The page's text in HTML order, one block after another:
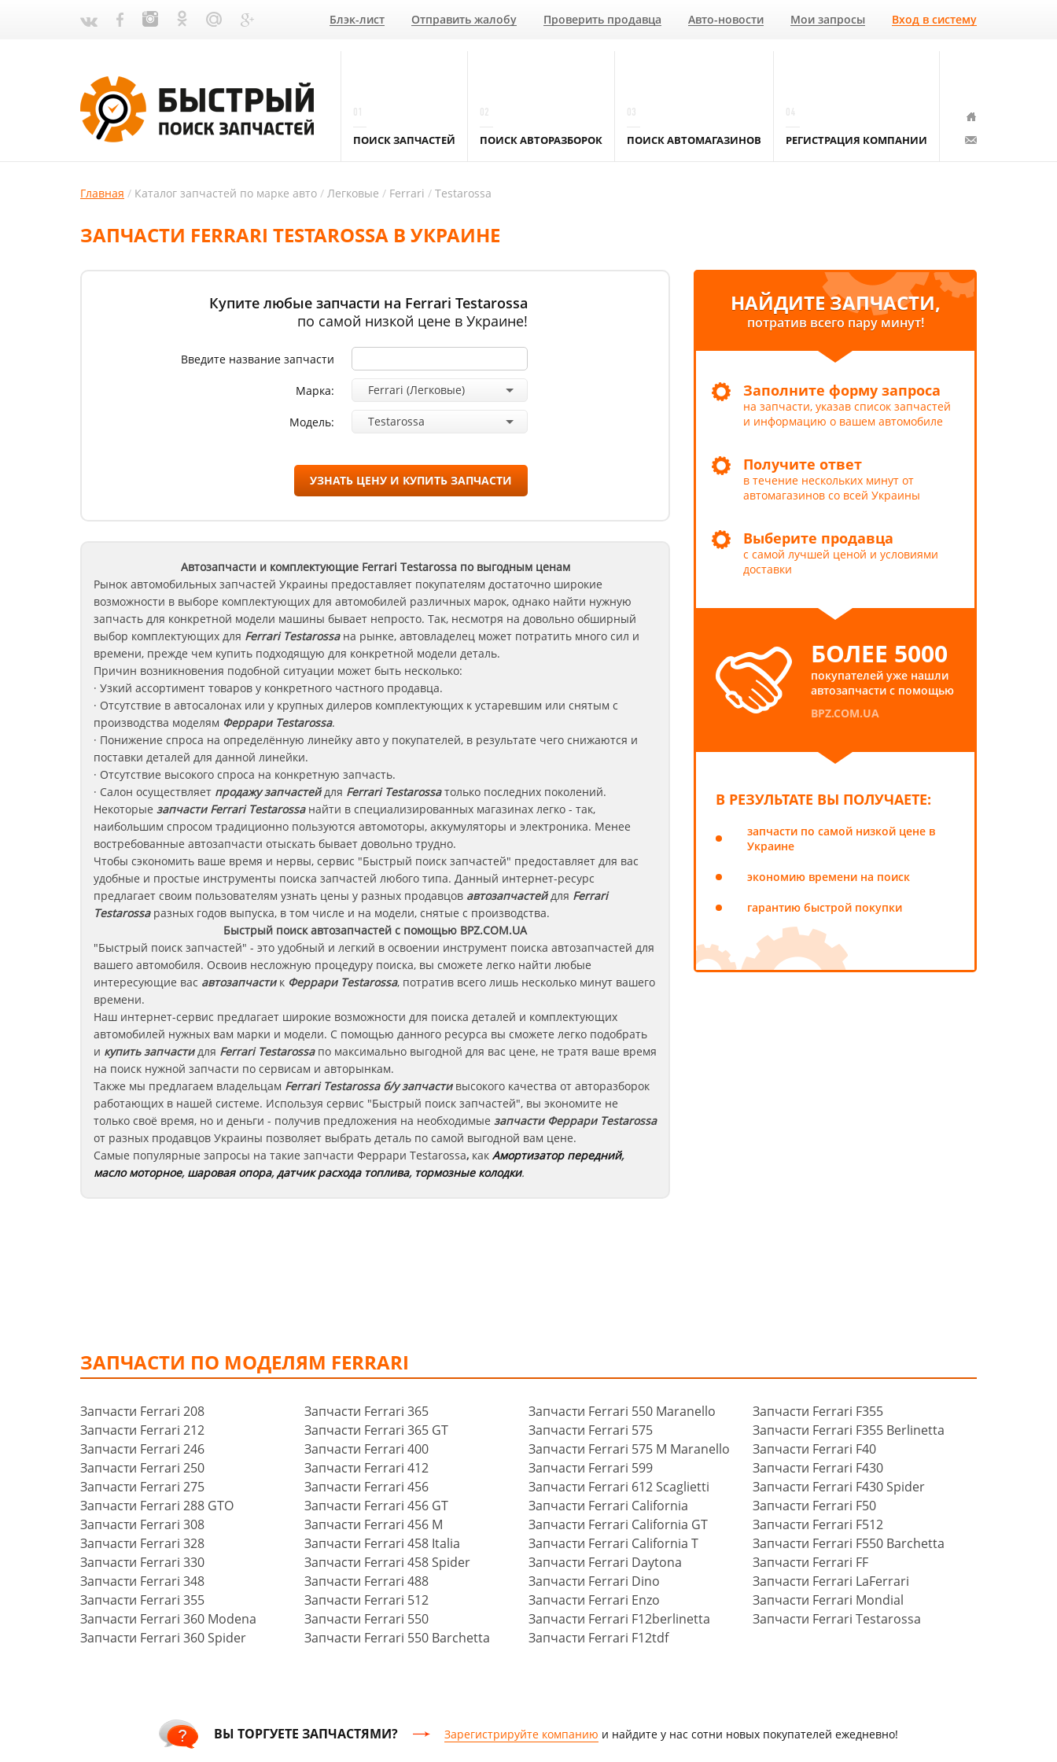
Блэк-лист Отправить жалобу Проверить продавца Авто-новости Мои запросы Вход в систему
ПОИСК ЗАПЧАСТЕЙ ПОИСК АВТОРАЗБОРОК ПОИСК АВТОМАГАЗИНОВ РЕГИСТРАЦИЯ КОМПАНИИ
Главная Каталог запчастей по марке авто Легковые Ferrari Testarossa
ЗАПЧАСТИ FERRARI TESTAROSSA В УКРАИНЕ
Купите любые запчасти на Ferrari Testarossa
по самой низкой цене в Украине!
Введите название запчасти
Марка: Ferrari (Легковые)
Модель: Testarossa
УЗНАТЬ ЦЕНУ И КУПИТЬ ЗАПЧАСТИ
Автозапчасти и комплектующие Ferrari Testarossaпо выгодным ценам
Рынок автомобильных запчастей Украины предоставляет покупателям достаточно широкие
возможности в выборе комплектующих для автомобилей различных марок, однако найти нужную
запчасть для конкретной модели машины бывает непросто. Так, несмотря на довольно обширный
выбор комплектующих для Ferrari Testarossaна рынке, автовладелец может потратить много сил и
времени, прежде чем купить подходящую для конкретной модели деталь.
Причин возникновения подобной ситуации может быть несколько:
· Узкий ассортимент товаров у конкретного частного продавца.
· Отсутствие в автосалонах или у крупных дилеров комплектующих к устаревшим или снятым с
производства моделям ФеррариTestarossa.
· Понижение спроса на определённую линейку авто у покупателей, в результате чего снижаются и
поставки деталей для данной линейки.
· Отсутствие высокого спроса на конкретную запчасть.
· Салон осуществляет продажу запчастейдля Ferrari Testarossaтолько последних поколений.
Некоторые запчасти Ferrari Testarossaнайти в специализированных магазинах легко - так,
наибольшим спросом традиционно пользуются автомоторы, аккумуляторы и электроника. Менее
востребованные автозапчасти отыскать бывает довольно трудно.
Чтобы сэкономить ваше время и нервы, сервис "Быстрый поиск запчастей" предоставляет для вас
удобные и простые инструменты поиска запчастей любого типа. Данный интернет-ресурс
предлагает своим пользователям узнать цены у разных продавцов автозапчастейдля Ferrari
Testarossaразных годов выпуска, в том числе и на модели, снятые с производства.
Быстрый поиск автозапчастей с помощью BPZ.COM.UA
"Быстрый поиск запчастей" - это удобный и легкий в освоении инструмент поиска автозапчастей для
вашего автомобиля. Освоив несложную процедуру поиска, вы сможете легко найти любые
интересующие вас автозапчастик Феррари Testarossa, потратив всего лишь несколько минут вашего
времени.
Наш интернет-сервис предлагает широкие возможности для поиска деталей и комплектующих
автомобилей нужных вам марки и модели. С помощью данного ресурса вы сможете легко подобрать
и купить запчастидля Ferrari Testarossaпо максимально выгодной для вас цене, не тратя ваше время
на поиск нужной запчасти по сервисам и авторынкам.
Также мы предлагаем владельцам Ferrari Testarossaб/у запчастивысокого качества от авторазборок
работающих в нашей системе. Используя сервис "Быстрый поиск запчастей", вы экономите не
только своё время, но и деньги - получив предложения на необходимые запчастиФеррари Testarossa
от разных продавцов Украины позволяет выбрать деталь по самой выгодной вам цене.
Самые популярные запросы на такие запчасти Феррари Testarossa, как Амортизатор передний,
масло моторное, шаровая опора,датчик расхода топлива, тормозные колодки.
НАЙДИТЕ ЗАПЧАСТИ,
потратив всего пару минут!
Заполните форму запроса
на запчасти, указав список запчастей
и информацию о вашем автомобиле
Получите ответ
в течение нескольких минут от
автомагазинов со всей Украины
Выберите продавца
с самой лучшей ценой и условиями
доставки
БОЛЕЕ 5000
покупателей уже нашли
автозапчасти с помощью
BPZ.COM.UA
В РЕЗУЛЬТАТЕ ВЫ ПОЛУЧАЕТЕ:
запчасти по самой низкой цене в
Украине
экономию времени на поиск
гарантию быстрой покупки
ЗАПЧАСТИ ПО МОДЕЛЯМ FERRARI
Запчасти Ferrari 208
Запчасти Ferrari 212
Запчасти Ferrari 246
Запчасти Ferrari 250
Запчасти Ferrari 275
Запчасти Ferrari 288 GTO
Запчасти Ferrari 308
Запчасти Ferrari 328
Запчасти Ferrari 330
Запчасти Ferrari 348
Запчасти Ferrari 355
Запчасти Ferrari 360 Modena
Запчасти Ferrari 360 Spider
Запчасти Ferrari 365
Запчасти Ferrari 365 GT
Запчасти Ferrari 400
Запчасти Ferrari 412
Запчасти Ferrari 456
Запчасти Ferrari 456 GT
Запчасти Ferrari 456 M
Запчасти Ferrari 458 Italia
Запчасти Ferrari 458 Spider
Запчасти Ferrari 488
Запчасти Ferrari 512
Запчасти Ferrari 550
Запчасти Ferrari 550 Barchetta
Запчасти Ferrari 550 Maranello
Запчасти Ferrari 575
Запчасти Ferrari 575 M Maranello
Запчасти Ferrari 599
Запчасти Ferrari 612 Scaglietti
Запчасти Ferrari California
Запчасти Ferrari California GT
Запчасти Ferrari California T
Запчасти Ferrari Daytona
Запчасти Ferrari Dino
Запчасти Ferrari Enzo
Запчасти Ferrari F12berlinetta
Запчасти Ferrari F12tdf
Запчасти Ferrari F355
Запчасти Ferrari F355 Berlinetta
Запчасти Ferrari F40
Запчасти Ferrari F430
Запчасти Ferrari F430 Spider
Запчасти Ferrari F50
Запчасти Ferrari F512
Запчасти Ferrari F550 Barchetta
Запчасти Ferrari FF
Запчасти Ferrari LaFerrari
Запчасти Ferrari Mondial
Запчасти Ferrari Testarossa
ВЫ ТОРГУЕТЕ ЗАПЧАСТЯМИ? Зарегистрируйте компанию и найдите у нас сотни новых покупателей ежедневно!